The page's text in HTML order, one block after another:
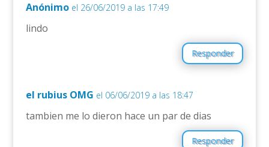
Anónimo el 26/06/2019 a las 17:49
lindo
Responder
el rubius OMG el 06/06/2019 a las 18:47
tambien me lo dieron hace un par de dias
Responder